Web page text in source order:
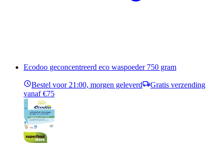
Ecodoo geconcentreerd eco waspoeder 750 gram
Bestel voor 21:00, morgen geleverd
Gratis verzending
vanaf €75